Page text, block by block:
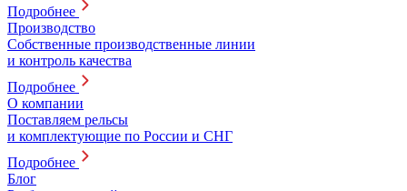
Подробнее
Производство
Собственные производственные линии
и контроль качества
Подробнее
О компании
Поставляем рельсы
и комплектующие по России и СНГ
Подробнее
Блог